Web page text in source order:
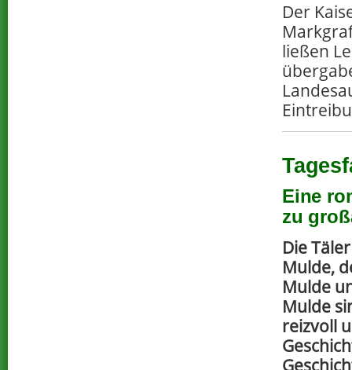
Der
ließen
Eine
zu
Die
Mulde,
Mulde
Mulde
reizvoll